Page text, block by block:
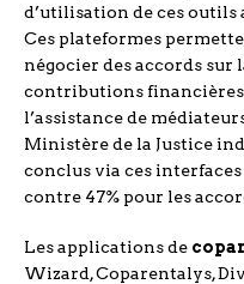
d’utilisation de ces outils
Ces plateformes
négocier des accords sur
contributions financières
l’assistance de
Ministère de la Justice
conclus via ces
contre 47% pour les
Les applications de
Wizard, Coparentalys,